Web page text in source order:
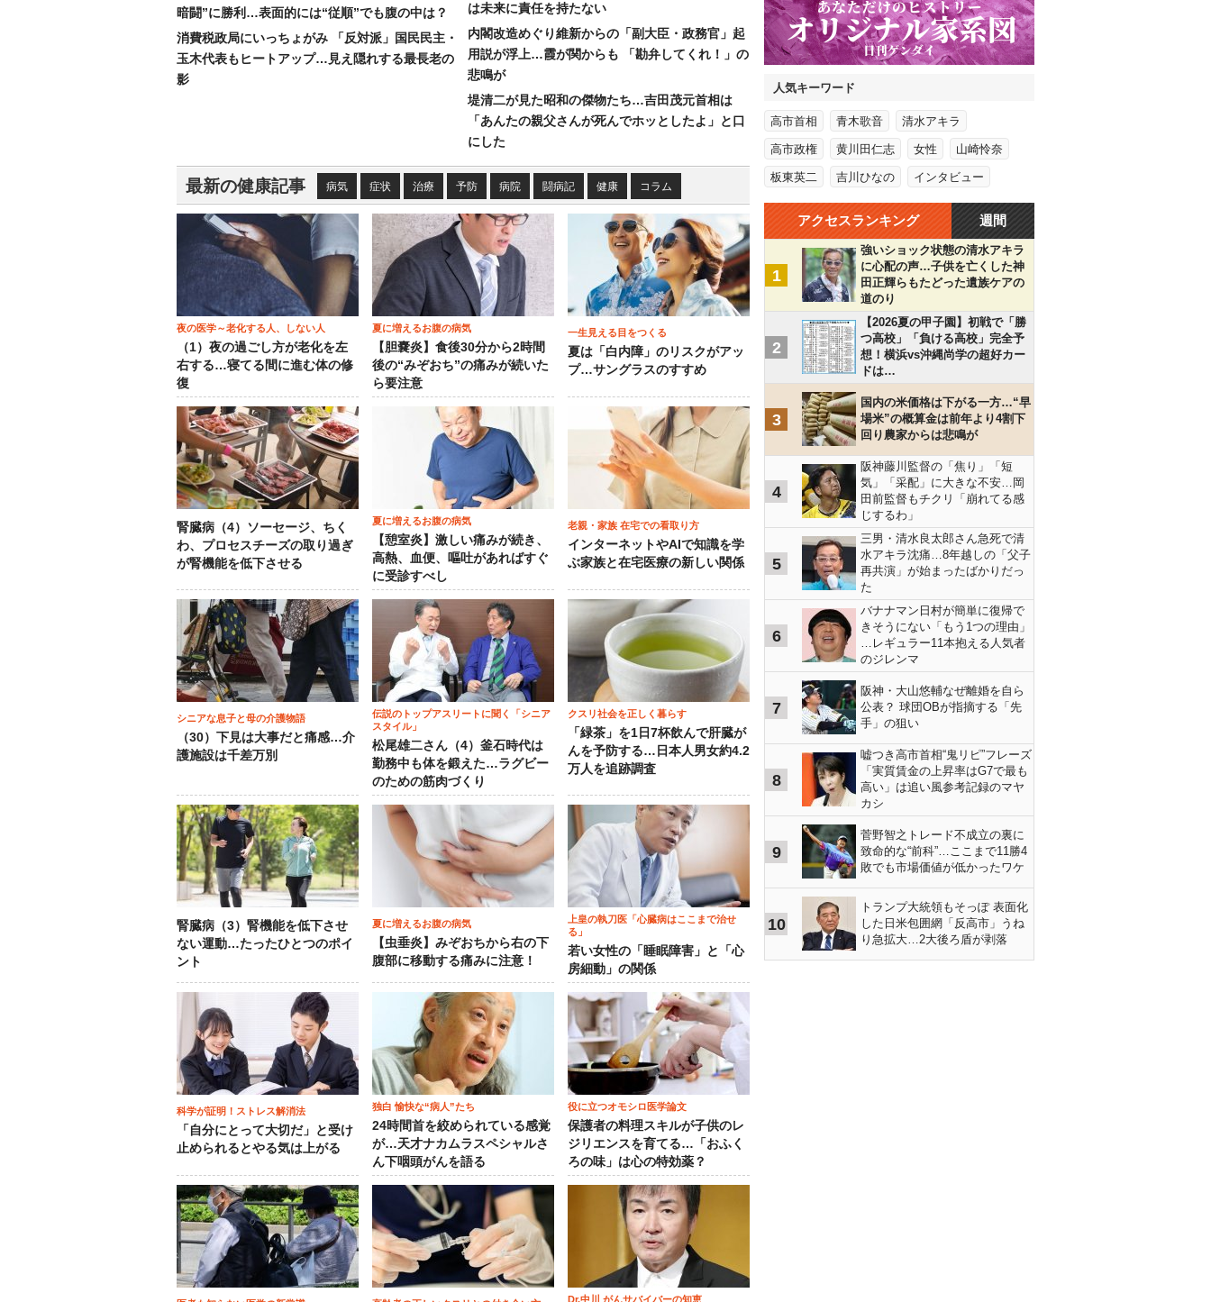
暗闘”に勝利…表面的には“従順”でも腹の中は？
消費税政局にいっちょがみ 「反対派」国民民主・
玉木代表もヒートアップ…見え隠れする最長老の
影
は未来に責任を持たない
内閣改造めぐり維新からの「副大臣・政務官」起
用説が浮上…霞が関からも 「勘弁してくれ！」の
悲鳴が
堤清二が見た昭和の傑物たち…吉田茂元首相は
「あんたの親父さんが死んでホッとしたよ」と口
にした
最新の健康記事 病気 症状 治療 予防 病院 闘病記 健康 コラム
夜の医学～老化する人、しない人
（1）夜の過ごし方が老化を左
右する…寝てる間に進む体の修
復
夏に増えるお腹の病気
【胆嚢炎】食後30分から2時間
後の“みぞおち”の痛みが続いた
ら要注意
一生見える目をつくる
夏は「白内障」のリスクがアッ
プ…サングラスのすすめ
腎臓病（4）ソーセージ、ちく
わ、プロセスチーズの取り過ぎ
が腎機能を低下させる
夏に増えるお腹の病気
【憩室炎】激しい痛みが続き、
高熱、血便、嘔吐があればすぐ
に受診すべし
老親・家族 在宅での看取り方
インターネットやAIで知識を学
ぶ家族と在宅医療の新しい関係
シニアな息子と母の介護物語
（30）下見は大事だと痛感…介
護施設は千差万別
伝説のトップアスリートに聞く「シニア
スタイル」
松尾雄二さん（4）釜石時代は
勤務中も体を鍛えた…ラグビー
のための筋肉づくり
クスリ社会を正しく暮らす
「緑茶」を1日7杯飲んで肝臓が
んを予防する…日本人男女約4.2
万人を追跡調査
腎臓病（3）腎機能を低下させ
ない運動…たったひとつのポイ
ント
夏に増えるお腹の病気
【虫垂炎】みぞおちから右の下
腹部に移動する痛みに注意！
上皇の執刀医「心臓病はここまで治せ
る」
若い女性の「睡眠障害」と「心
房細動」の関係
科学が証明！ストレス解消法
「自分にとって大切だ」と受け
止められるとやる気は上がる
独白 愉快な“病人”たち
24時間首を絞められている感覚
が…天才ナカムラスペシャルさ
ん下咽頭がんを語る
役に立つオモシロ医学論文
保護者の料理スキルが子供のレ
ジリエンスを育てる…「おふく
ろの味」は心の特効薬？
Dr.中川 がんサバイバーの知恵
人気キーワード
高市首相 青木歌音 清水アキラ
高市政権 黄川田仁志 女性 山崎怜奈
板東英二 吉川ひなの インタビュー
アクセスランキング 週間
1
強いショック状態の清水アキラ
に心配の声…子供を亡くした神
田正輝らもたどった遺族ケアの
道のり
2
【2026夏の甲子園】初戦で「勝
つ高校」「負ける高校」完全予
想！横浜vs沖縄尚学の超好カー
ドは…
3
国内の米価格は下がる一方…“早
場米”の概算金は前年より4割下
回り農家からは悲鳴が
4
阪神藤川監督の「焦り」「短
気」「采配」に大きな不安…岡
田前監督もチクリ「崩れてる感
じするわ」
5
三男・清水良太郎さん急死で清
水アキラ沈痛…8年越しの「父子
再共演」が始まったばかりだっ
た
6
バナナマン日村が簡単に復帰で
きそうにない「もう1つの理由」
…レギュラー11本抱える人気者
のジレンマ
7
阪神・大山悠輔なぜ離婚を自ら
公表？ 球団OBが指摘する「先
手」の狙い
8
嘘つき高市首相“鬼リピ”フレーズ
「実質賃金の上昇率はG7で最も
高い」は追い風参考記録のマヤ
カシ
9
菅野智之トレード不成立の裏に
致命的な“前科”…ここまで11勝4
敗でも市場価値が低かったワケ
10
トランプ大統領もそっぽ 表面化
した日米包囲網「反高市」うね
り急拡大…2大後ろ盾が剥落